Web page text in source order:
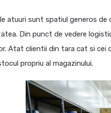
atuuri sunt spatiul generos
Din punct de vedere
Atat clientii din tara cat si cei
propriu al magazinului.